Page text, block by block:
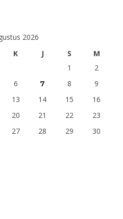
2026
K J S
M
1
2
6 7 8
9
13 14 15
16
20 21 22
23
27 28 29
30